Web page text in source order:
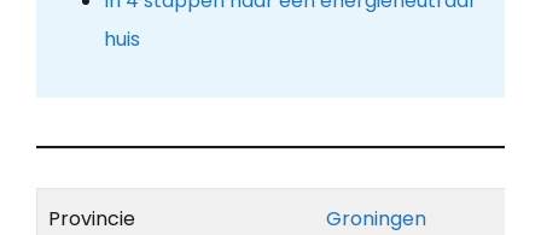
huis
Provincie Groningen